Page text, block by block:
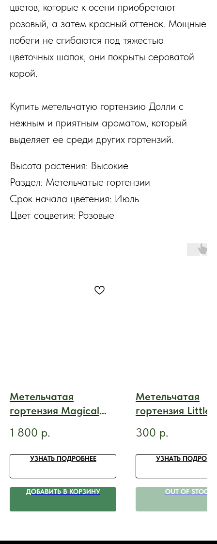
цветов, которые к осени приобретают
розовый, а затем красный оттенок. Мощные
побеги не сгибаются под тяжестью
цветочных шапок, они покрыты сероватой
корой.
Купить метельчатую гортензию Долли с
нежным и приятным ароматом, который
выделяет ее среди других гортензий.
Высота растения: Высокие
Раздел: Метельчатые гортензии
Срок начала цветения: Июль
Цвет соцветия: Розовые
Метельчатая
гортензия Magical
(Мэджикал
Килиманжаро)
1 800 р.
УЗНАТЬ ПОДРОБНЕЕ
ДОБАВИТЬ В КОРЗИНУ
Метельчатая
гортензия Little
(Литл фреско)
300 р.
УЗНАТЬ
OUT OF STOCK